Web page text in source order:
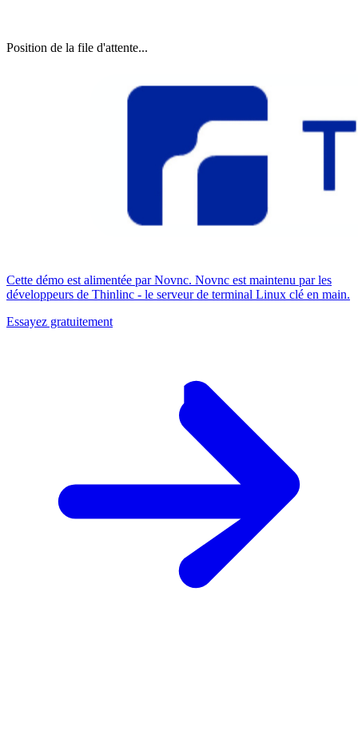
Position de la file d'attente...
Cette démo est alimentée par Novnc. Novnc est maintenu par les
développeurs de Thinlinc - le serveur de terminal Linux clé en main.
Essayez gratuitement